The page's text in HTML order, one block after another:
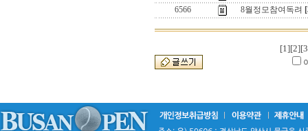
6566
8월정모참여독려
[1][2]